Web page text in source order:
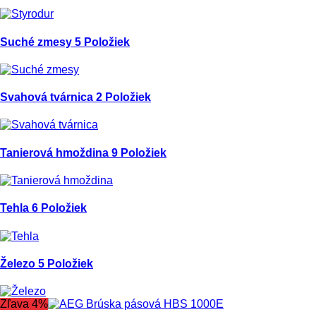
Suché zmesy 5 Položiek
Svahová tvárnica 2 Položiek
Tanierová hmoždina 9 Položiek
Tehla 6 Položiek
Železo 5 Položiek
Zľava 4%